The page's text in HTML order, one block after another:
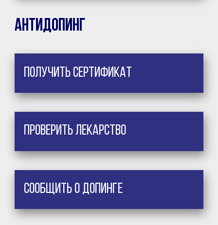
Антидопинг
Получить сертификат
Проверить лекарство
Сообщить о допинге